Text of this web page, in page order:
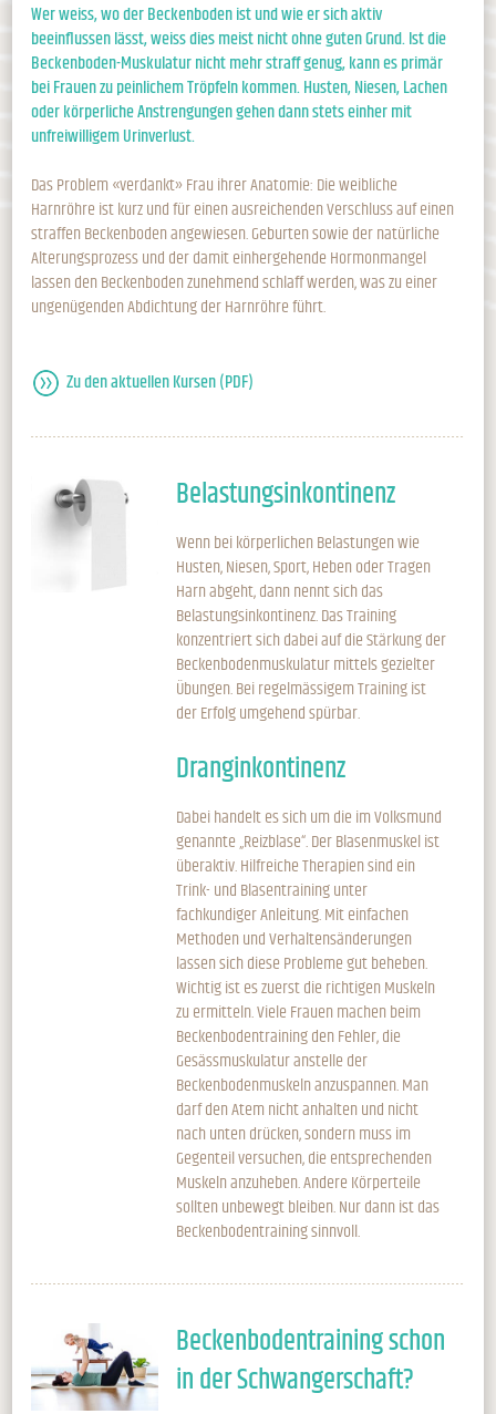
Wer weiss, wo der Beckenboden ist und wie er sich aktiv
beeinflussen lässt, weiss dies meist nicht ohne guten Grund. Ist die
Beckenboden-Muskulatur nicht mehr straff genug, kann es primär
bei Frauen zu peinlichem Tröpfeln kommen. Husten, Niesen, Lachen
oder körperliche Anstrengungen gehen dann stets einher mit
unfreiwilligem Urinverlust.
Das Problem «verdankt» Frau ihrer Anatomie: Die weibliche
Harnröhre ist kurz und für einen ausreichenden Verschluss auf einen
straffen Beckenboden angewiesen. Geburten sowie der natürliche
Alterungsprozess und der damit einhergehende Hormonmangel
lassen den Beckenboden zunehmend schlaff werden, was zu einer
ungenügenden Abdichtung der Harnröhre führt.
Zu den aktuellen Kursen (PDF)
Belastungs­inkontinenz
Wenn bei körperlichen Belastungen wie
Husten, Niesen, Sport, Heben oder Tragen
Harn abgeht, dann nennt sich das
Belastungsinkontinenz. Das Training
konzentriert sich dabei auf die Stärkung der
Beckenbodenmuskulatur mittels gezielter
Übungen. Bei regelmässigem Training ist
der Erfolg umgehend spürbar.
Dranginkontinenz
Dabei handelt es sich um die im Volksmund
genannte „Reizblase“. Der Blasenmuskel ist
überaktiv. Hilfreiche Therapien sind ein
Trink- und Blasentraining unter
fachkundiger Anleitung. Mit einfachen
Methoden und Verhaltensänderungen
lassen sich diese Probleme gut beheben.
Wichtig ist es zuerst die richtigen Muskeln
zu ermitteln. Viele Frauen machen beim
Beckenbodentraining den Fehler, die
Gesässmuskulatur anstelle der
Beckenbodenmuskeln anzuspannen. Man
darf den Atem nicht anhalten und nicht
nach unten drücken, sondern muss im
Gegenteil versuchen, die entsprechenden
Muskeln anzuheben. Andere Körperteile
sollten unbewegt bleiben. Nur dann ist das
Beckenbodentraining sinnvoll.
Beckenboden­training schon
in der Schwangerschaft?